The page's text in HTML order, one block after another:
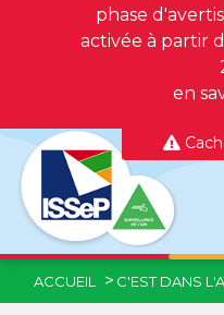
phase
activée à partir
en
ACCUEIL C'EST DANS